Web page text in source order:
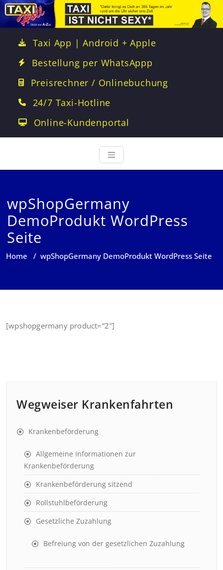
Taxi App | Android + Apple
Bestellung per WhatsAppp
Preisrechner / Onlinebuchung
24/7 Taxi-Hotline
Online-Kundenportal
wpShopGermany
DemoProdukt WordPress
Seite
Home / wpShopGermany DemoProdukt WordPress Seite
[wpshopgermany product=“2″]
Wegweiser Krankenfahrten
Krankenbeförderung
Allgemeine Informationen zur
Krankenbeförderung
Krankenbeförderung sitzend
Rollstuhlbeförderung
Gesetzliche Zuzahlung
Befreiung von der gesetzlichen Zuzahlung